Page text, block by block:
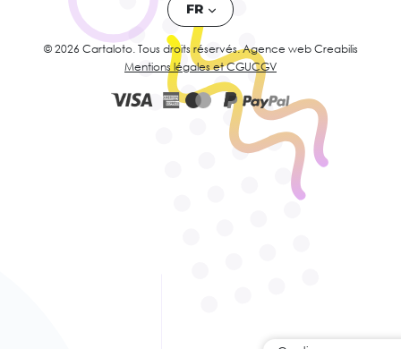
FR
© 2026 Cartaloto. Tous droits réservés.Agence web Creabilis
Mentions légales et CGUCGV